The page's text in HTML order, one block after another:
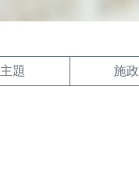
主題 施政